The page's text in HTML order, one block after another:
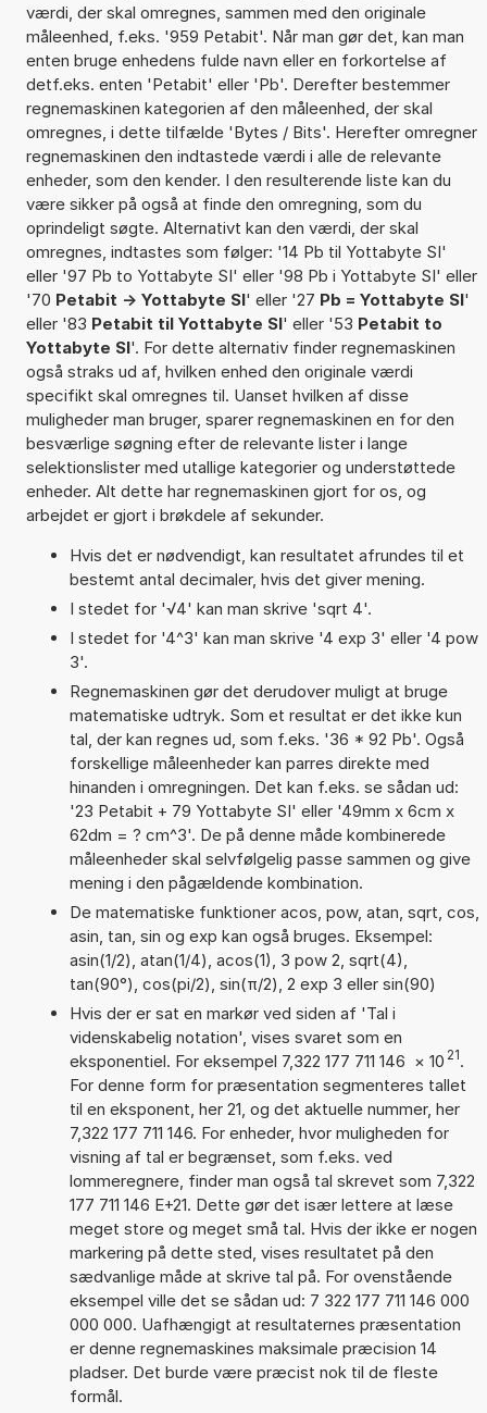
værdi, der skal omregnes, sammen med den originale
måleenhed, f.eks. '959 Petabit'. Når man gør det, kan man
enten bruge enhedens fulde navn eller en forkortelse af
detf.eks. enten 'Petabit' eller 'Pb'. Derefter bestemmer
regnemaskinen kategorien af den måleenhed, der skal
omregnes, i dette tilfælde 'Bytes / Bits'. Herefter omregner
regnemaskinen den indtastede værdi i alle de relevante
enheder, som den kender. I den resulterende liste kan du
være sikker på også at finde den omregning, som du
oprindeligt søgte. Alternativt kan den værdi, der skal
omregnes, indtastes som følger: '14 Pb til Yottabyte SI'
eller '97 Pb to Yottabyte SI' eller '98 Pb i Yottabyte SI' eller
'70 Petabit -> Yottabyte SI' eller '27 Pb = Yottabyte SI'
eller '83 Petabit til Yottabyte SI' eller '53 Petabit to
Yottabyte SI'. For dette alternativ finder regnemaskinen
også straks ud af, hvilken enhed den originale værdi
specifikt skal omregnes til. Uanset hvilken af disse
muligheder man bruger, sparer regnemaskinen en for den
besværlige søgning efter de relevante lister i lange
selektionslister med utallige kategorier og understøttede
enheder. Alt dette har regnemaskinen gjort for os, og
arbejdet er gjort i brøkdele af sekunder.
Hvis det er nødvendigt, kan resultatet afrundes til et
bestemt antal decimaler, hvis det giver mening.
I stedet for '√4' kan man skrive 'sqrt 4'.
I stedet for '4^3' kan man skrive '4 exp 3' eller '4 pow
3'.
Regnemaskinen gør det derudover muligt at bruge
matematiske udtryk. Som et resultat er det ikke kun
tal, der kan regnes ud, som f.eks. '36 * 92 Pb'. Også
forskellige måleenheder kan parres direkte med
hinanden i omregningen. Det kan f.eks. se sådan ud:
'23 Petabit + 79 Yottabyte SI' eller '49mm x 6cm x
62dm = ? cm^3'. De på denne måde kombinerede
måleenheder skal selvfølgelig passe sammen og give
mening i den pågældende kombination.
De matematiske funktioner acos, pow, atan, sqrt, cos,
asin, tan, sin og exp kan også bruges. Eksempel:
asin(1/2), atan(1/4), acos(1), 3 pow 2, sqrt(4),
tan(90°), cos(pi/2), sin(π/2), 2 exp 3 eller sin(90)
Hvis der er sat en markør ved siden af 'Tal i
videnskabelig notation', vises svaret som en
eksponentiel. For eksempel 7,322 177 711 146 × 10 21.
For denne form for præsentation segmenteres tallet
til en eksponent, her 21, og det aktuelle nummer, her
7,322 177 711 146. For enheder, hvor muligheden for
visning af tal er begrænset, som f.eks. ved
lommeregnere, finder man også tal skrevet som 7,322
177 711 146 E+21. Dette gør det især lettere at læse
meget store og meget små tal. Hvis der ikke er nogen
markering på dette sted, vises resultatet på den
sædvanlige måde at skrive tal på. For ovenstående
eksempel ville det se sådan ud: 7 322 177 711 146 000
000 000. Uafhængigt at resultaternes præsentation
er denne regnemaskines maksimale præcision 14
pladser. Det burde være præcist nok til de fleste
formål.